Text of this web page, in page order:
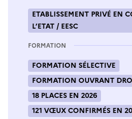
ETABLISSEMENT PRIVÉ EN
L’ETAT / EESC
FORMATION
FORMATION SÉLECTIVE
FORMATION OUVRANT
18 PLACES EN 2026
121 VŒUX CONFIRMÉS EN